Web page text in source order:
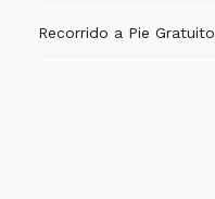
Recorrido a Pie Gratuito